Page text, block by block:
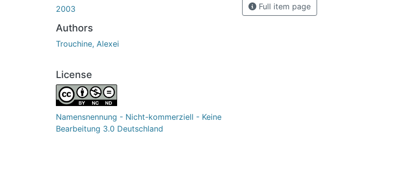
2003
Authors
Trouchine, Alexei
License
Namensnennung - Nicht-kommerziell - Keine
Bearbeitung 3.0 Deutschland
Full item page